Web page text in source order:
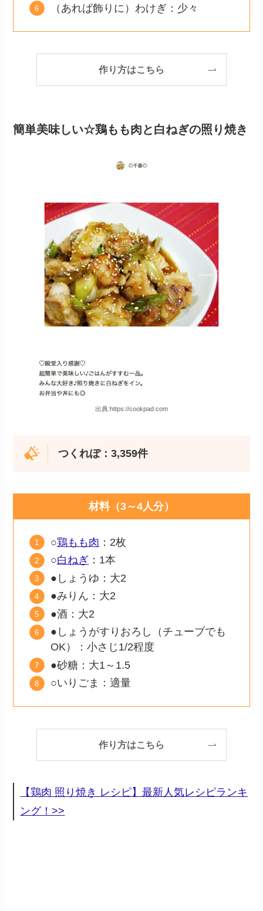
（あれば飾りに）わけぎ：少々
作り方はこちら
簡単美味しい☆鶏もも肉と白ねぎの照り焼き
出典:https://cookpad.com
つくれぽ：3,359件
材料（3～4人分）
○鶏もも肉 ：2枚
○白ねぎ ：1本
●しょうゆ：大2
●みりん：大2
●酒：大2
●しょうがすりおろし（チューブでも
OK）：小さじ1/2程度
●砂糖：大1～1.5
○いりごま：適量
作り方はこちら
【鶏肉 照り焼き レシピ】最新人気レシピランキ
ング！>>